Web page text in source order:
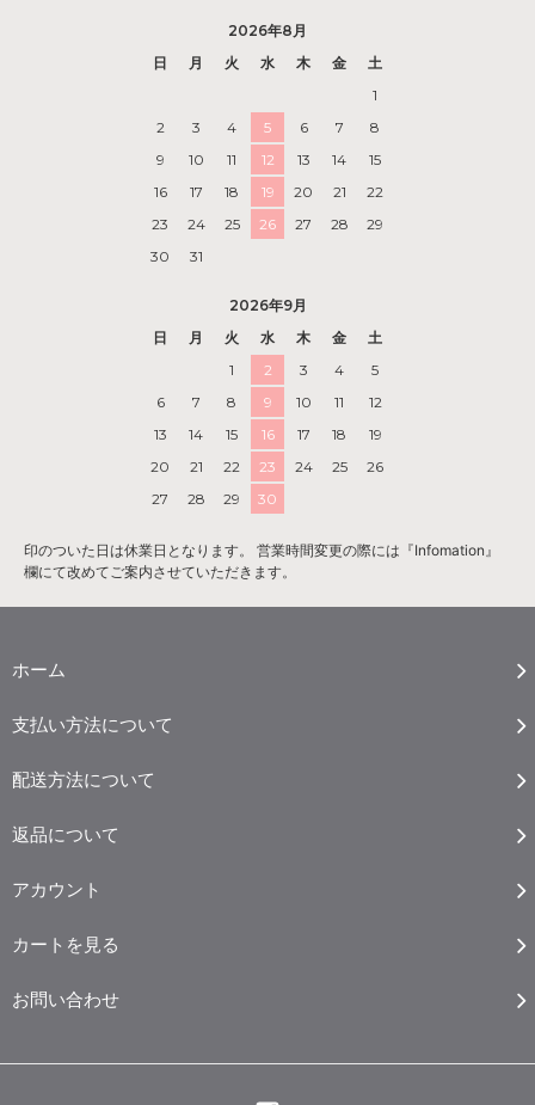
2026年8月
日
月 火 水 木 金
土
1
2
3 4 5 6 7
8
9
10 11 12 13 14
15
16
17 18 19 20 21
22
23
24 25 26 27 28
29
30
31
2026年9月
日
月 火 水 木 金
土
1
2 3 4
5
6
7 8 9 10 11
12
13
14 15 16 17 18
19
20
21 22 23 24 25
26
27
28 29 30
印のついた日は休業日となります。 営業時間変更の際には『Infomation』
欄にて改めてご案内させていただきます。
ホーム
支払い方法について
配送方法について
返品について
アカウント
カートを見る
お問い合わせ